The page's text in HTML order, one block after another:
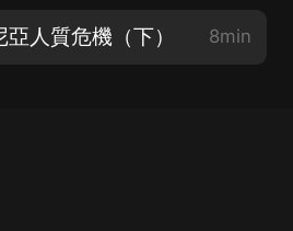
人質危機（下） 8min